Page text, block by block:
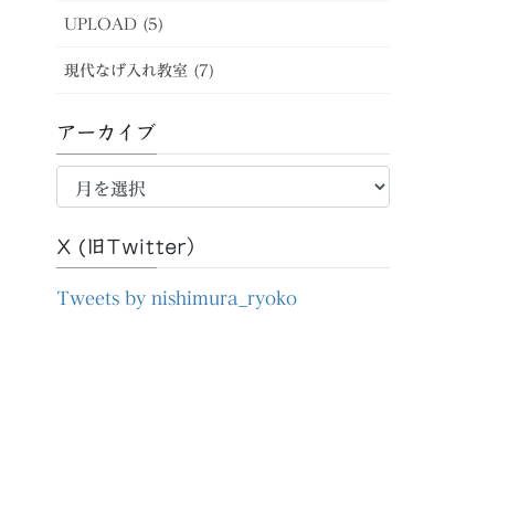
UPLOAD (5)
現代なげ入れ教室 (7)
アーカイブ
ア
イ
ブ
X (旧Twitter）
Tweets by nishimura_ryoko